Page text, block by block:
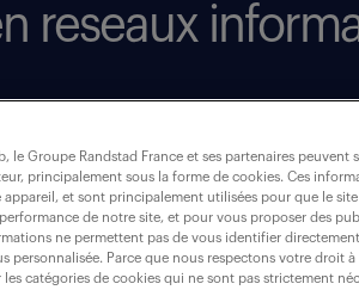
reseaux
CDI(2)
le Groupe Randstad France et ses partenaires peuvent
principalement sous la forme de cookies. Ces
appareil, et sont principalement utilisées pour que le
de notre site, et pour vous proposer des
ne permettent pas de vous identifier
personnalisée. Parce que nous respectons votre droit à
catégories de cookies qui ne sont pas strictement